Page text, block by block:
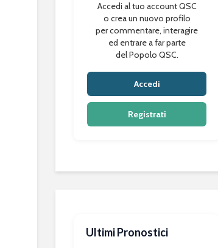
Accedi al tuo account QSC
o crea un nuovo profilo
per commentare, interagire
ed entrare a far parte
del Popolo QSC.
Accedi
Registrati
Ultimi Pronostici